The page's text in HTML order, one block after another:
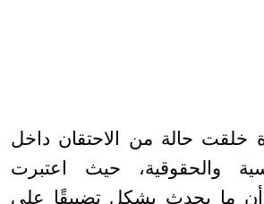
خلقت حالة من الاحتقان داخل
والحقوقية، حيث اعتبرت
ما يحدث يشكل تضييقًا على